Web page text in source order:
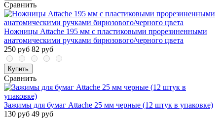
Сравнить
Ножницы Attache 195 мм с пластиковыми прорезиненными
анатомическими ручками бирюзового/черного цвета
250 руб 82 руб
Купить
Сравнить
Зажимы для бумаг Attache 25 мм черные (12 штук в упаковке)
130 руб 49 руб